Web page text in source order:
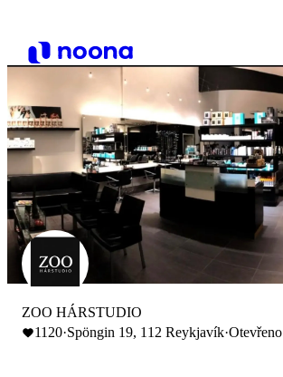
ZOO HÁRSTUDIO
1120·Spöngin 19, 112 Reykjavík·